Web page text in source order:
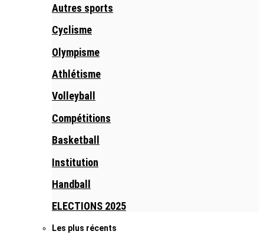
Autres sports
Cyclisme
Olympisme
Athlétisme
Volleyball
Compétitions
Basketball
Institution
Handball
ELECTIONS 2025
Les plus récents